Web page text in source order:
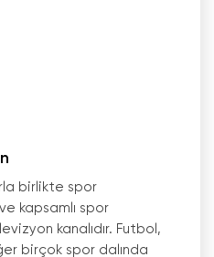
birlikte spor
kapsamlı spor
kanalıdır. Futbol,
birçok spor dalında